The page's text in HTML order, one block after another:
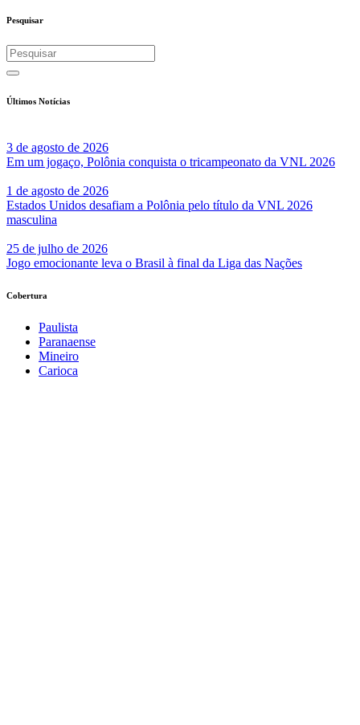
Pesquisar
Últimos Notícias
3 de agosto de 2026
Em um jogaço, Polônia conquista o tricampeonato da VNL 2026
1 de agosto de 2026
Estados Unidos desafiam a Polônia pelo título da VNL 2026
masculina
25 de julho de 2026
Jogo emocionante leva o Brasil à final da Liga das Nações
Cobertura
Paulista
Paranaense
Mineiro
Carioca